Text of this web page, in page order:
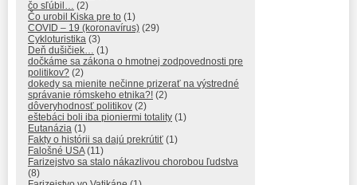
čo sľúbil… (2)
Čo urobil Kiska pre to (1)
COVID – 19 (koronavírus) (29)
Cykloturistika (3)
Deň dušičiek… (1)
dočkáme sa zákona o hmotnej zodpovednosti pre
politikov? (2)
dokedy sa mienite nečinne prizerať na výstredné
správanie rómskeho etnika?! (2)
dôveryhodnosť politikov (2)
eštebáci boli iba pioniermi totality (1)
Eutanázia (1)
Fakty o histórii sa dajú prekrútiť (1)
Falošné USA(11)
Farizejstvo sa stalo nákazlivou chorobou ľudstva
(8)